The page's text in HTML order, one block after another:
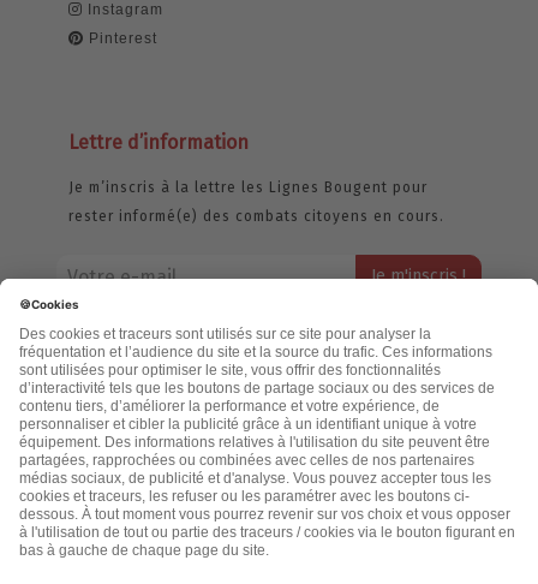
Instagram
Pinterest
Lettre d’information
Je m’inscris à la lettre les Lignes Bougent pour
rester informé(e) des combats citoyens en cours.
jamais échangée. Pour consulter notre politique de confidentialité,
cliquez ici.
Accueil
Politique de confidentialité
Cookies